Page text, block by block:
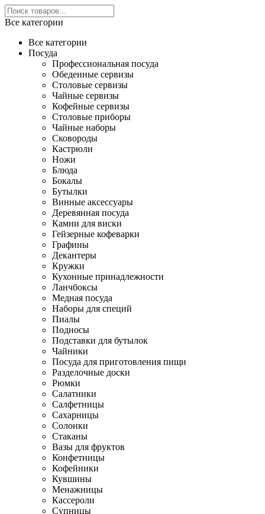
Все категории
Все категории
Посуда
Профессиональная посуда
Обеденные сервизы
Столовые сервизы
Чайные сервизы
Кофейные сервизы
Столовые приборы
Чайные наборы
Сковороды
Кастрюли
Ножи
Блюда
Бокалы
Бутылки
Винные аксессуары
Деревянная посуда
Камни для виски
Гейзерные кофеварки
Графины
Декантеры
Кружки
Кухонные принадлежности
Ланчбоксы
Медная посуда
Наборы для специй
Пиалы
Подносы
Подставки для бутылок
Чайники
Посуда для приготовления пищи
Разделочные доски
Рюмки
Салатники
Салфетницы
Сахарницы
Солонки
Стаканы
Вазы для фруктов
Конфетницы
Кофейники
Кувшины
Менажницы
Кассероли
Супницы